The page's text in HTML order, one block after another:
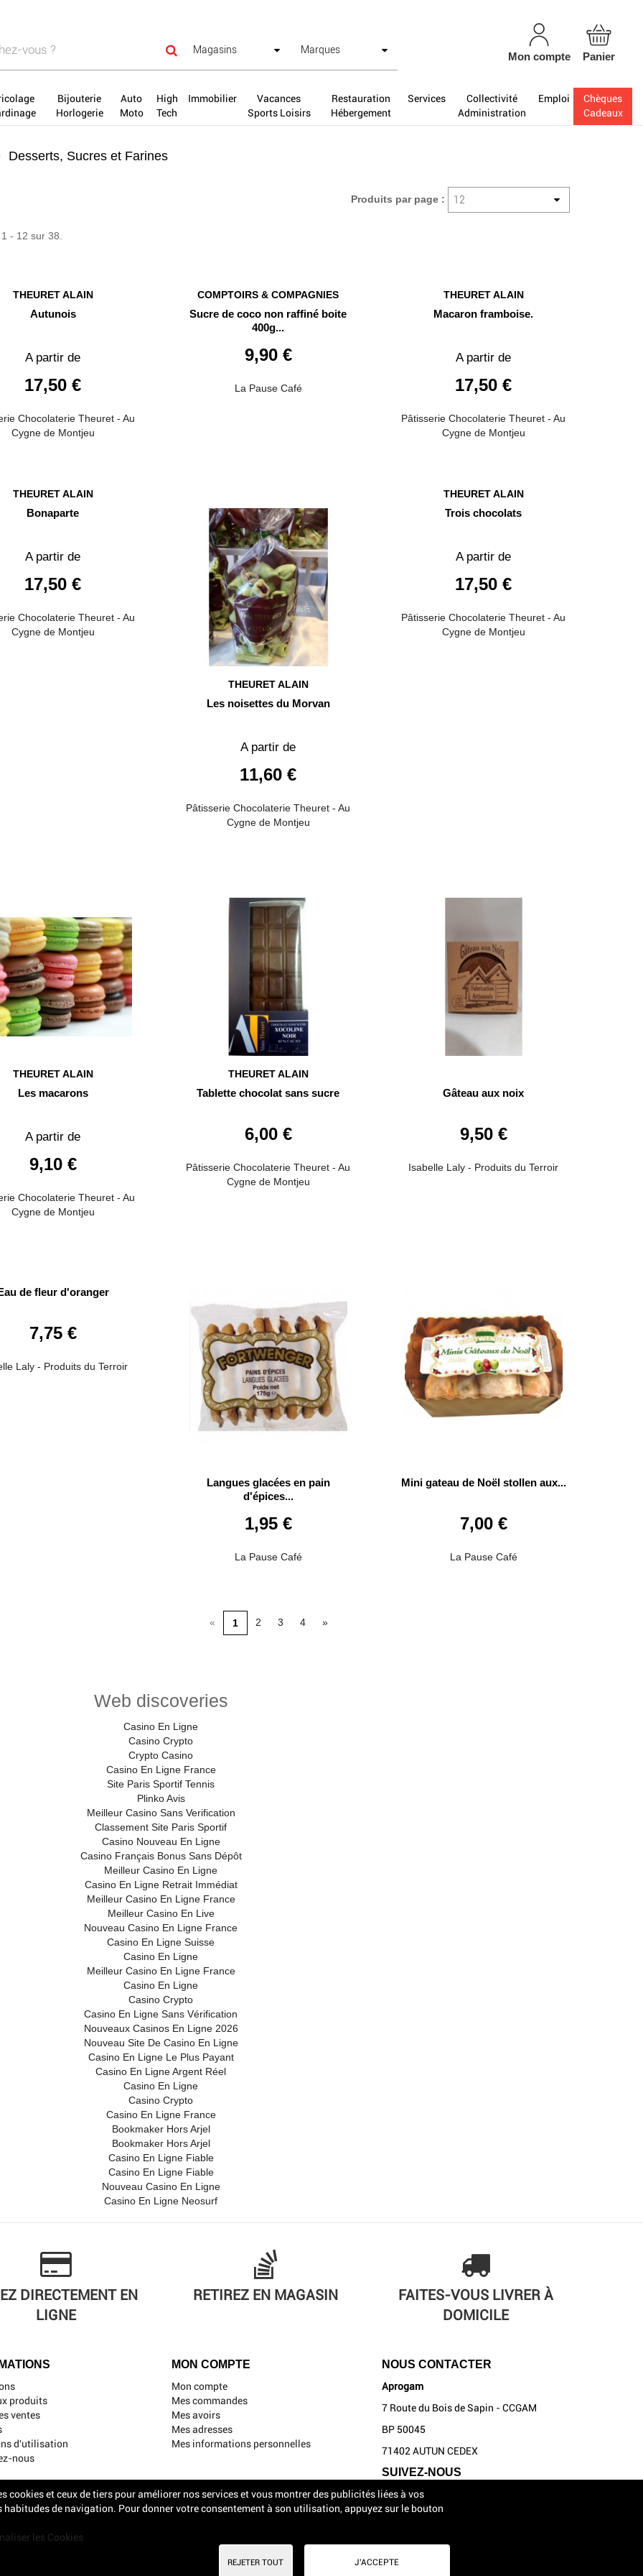
Mon compte Panier
Bijouterie
Horlogerie
Auto
Moto
High
Tech
Immobilier
Vacances
Sports Loisirs
Restauration
Hébergement
Services
Collectivité
Administration
Emploi
Chèques
Cadeaux
Desserts, Sucres et Farines
Produits par page :
- 12 sur 38.
THEURET ALAIN
Autunois
A partir de
17,50 €
Chocolaterie Theuret - Au
Cygne de Montjeu
COMPTOIRS & COMPAGNIES
Sucre de coco non raffiné boite
400g...
9,90 €
La Pause Café
THEURET ALAIN
Macaron framboise.
A partir de
17,50 €
Pâtisserie Chocolaterie Theuret - Au
Cygne de Montjeu
THEURET ALAIN
Bonaparte
A partir de
17,50 €
Chocolaterie Theuret - Au
Cygne de Montjeu
THEURET ALAIN
Les noisettes du Morvan
A partir de
11,60 €
Pâtisserie Chocolaterie Theuret - Au
Cygne de Montjeu
THEURET ALAIN
Trois chocolats
A partir de
17,50 €
Pâtisserie Chocolaterie Theuret - Au
Cygne de Montjeu
THEURET ALAIN
Les macarons
A partir de
9,10 €
Chocolaterie Theuret - Au
Cygne de Montjeu
THEURET ALAIN
Tablette chocolat sans sucre
6,00 €
Pâtisserie Chocolaterie Theuret - Au
Cygne de Montjeu
Gâteau aux noix
9,50 €
Isabelle Laly - Produits du Terroir
de fleur d'oranger
7,75 €
Laly - Produits du Terroir
Langues glacées en pain
d'épices...
1,95 €
La Pause Café
Mini gateau de Noël stollen aux...
7,00 €
La Pause Café
« 1 2 3 4 »
Web discoveries
Casino En Ligne
Casino Crypto
Crypto Casino
Casino En Ligne France
Site Paris Sportif Tennis
Plinko Avis
Meilleur Casino Sans Verification
Classement Site Paris Sportif
Casino Nouveau En Ligne
Casino Français Bonus Sans Dépôt
Meilleur Casino En Ligne
Casino En Ligne Retrait Immédiat
Meilleur Casino En Ligne France
Meilleur Casino En Live
Nouveau Casino En Ligne France
Casino En Ligne Suisse
Casino En Ligne
Meilleur Casino En Ligne France
Casino En Ligne
Casino Crypto
Casino En Ligne Sans Vérification
Nouveaux Casinos En Ligne 2026
Nouveau Site De Casino En Ligne
Casino En Ligne Le Plus Payant
Casino En Ligne Argent Réel
Casino En Ligne
Casino Crypto
Casino En Ligne France
Bookmaker Hors Arjel
Bookmaker Hors Arjel
Casino En Ligne Fiable
Casino En Ligne Fiable
Nouveau Casino En Ligne
Casino En Ligne Neosurf
DIRECTEMENT EN
LIGNE
RETIREZ EN MAGASIN
FAITES-VOUS LIVRER À
DOMICILE
produits
ventes
d'utilisation
nous
MON COMPTE
Mon compte
Mes commandes
Mes avoirs
Mes adresses
Mes informations personnelles
NOUS CONTACTER
Aprogam
7 Route du Bois de Sapin - CCGAM
BP 50045
71402 AUTUN CEDEX
SUIVEZ-NOUS
Mentions légales|Conditions d'utilisation
cookies et ceux de tiers pour améliorer nos services et vous montrer des publicités liées à vos
habitudes de navigation. Pour donner votre consentement à son utilisation, appuyez sur le bouton
les Cookies
REJETER TOUT J'ACCEPTE